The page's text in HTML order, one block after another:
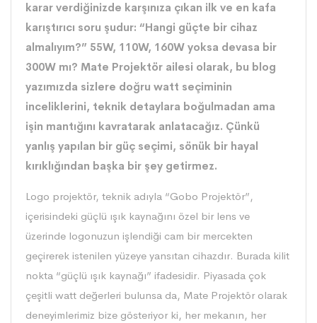
karar verdiğinizde karşınıza çıkan ilk ve en kafa
karıştırıcı soru şudur: “Hangi güçte bir cihaz
almalıyım?” 55W, 110W, 160W yoksa devasa bir
300W mı? Mate Projektör ailesi olarak, bu blog
yazımızda sizlere doğru watt seçiminin
inceliklerini, teknik detaylara boğulmadan ama
işin mantığını kavratarak anlatacağız. Çünkü
yanlış yapılan bir güç seçimi, sönük bir hayal
kırıklığından başka bir şey getirmez.
Logo projektör, teknik adıyla “Gobo Projektör”,
içerisindeki güçlü ışık kaynağını özel bir lens ve
üzerinde logonuzun işlendiği cam bir mercekten
geçirerek istenilen yüzeye yansıtan cihazdır. Burada kilit
nokta “güçlü ışık kaynağı” ifadesidir. Piyasada çok
çeşitli watt değerleri bulunsa da, Mate Projektör olarak
deneyimlerimiz bize gösteriyor ki, her mekanın, her